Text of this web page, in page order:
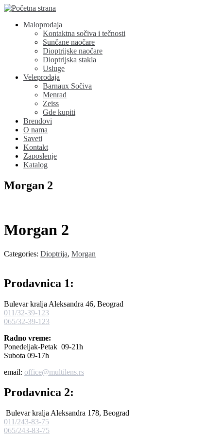
Maloprodaja
Kontaktna sočiva i tečnosti
Sunčane naočare
Dioptrijske naočare
Dioptrijska stakla
Usluge
Veleprodaja
Barnaux Sočiva
Menrad
Zeiss
Gde kupiti
Brendovi
O nama
Saveti
Kontakt
Zaposlenje
Katalog
Morgan 2
Morgan 2
Categories: Dioptrija, Morgan
Prodavnica 1:
Bulevar kralja Aleksandra 46, Beograd
011/32-39-123
065/32-39-123
Radno vreme:
Ponedeljak-Petak 09-21h
Subota 09-17h
email: office@multilens.rs
Prodavnica 2:
Bulevar kralja Aleksandra 178, Beograd
011/243-83-75
065/243-83-75